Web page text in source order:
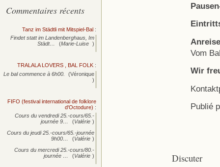
Anreise
Vom
Wir
Publié
Discuter
Commentaires récents
Tanz im Städtli mit Mitspiel-Bal :
Findet statt im Landenberghaus, Im
Städt…
(Marie-Luise )
TRALALA LOVERS , BAL FOLK :
Le bal commence à 6h00.
(Véronique
)
FIFO (festival international de folklore
d'Octodure) :
Cours du vendredi 25.-cours/65.-
journée 9… (Valérie )
Cours du jeudi 25.-cours/65.-journée
9h00…
(Valérie )
Cours du mercredi 25.-cours/80.-
journée … (Valérie )